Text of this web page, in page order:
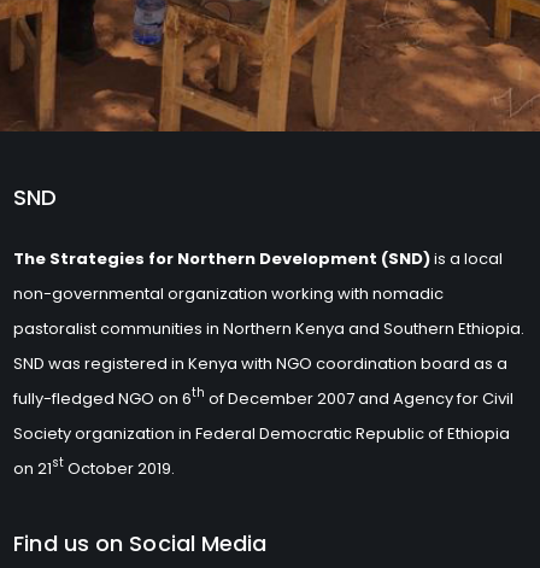
SND
The Strategies for Northern Development (SND)is a local
non-governmental organization working with nomadic
pastoralist communities in Northern Kenya and Southern Ethiopia.
SND was registered in Kenya with NGO coordination board as a
fully-fledged NGO on 6th of December 2007 and Agency for Civil
Society organization in Federal Democratic Republic of Ethiopia
on 21st October 2019.
Find us on Social Media